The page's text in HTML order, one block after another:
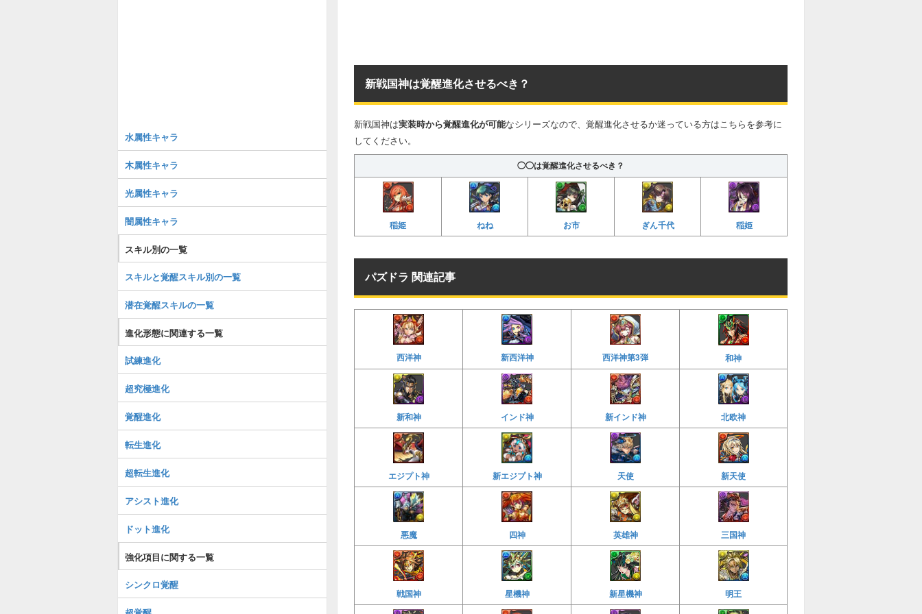
新戦国神は覚醒進化させるべき？
新戦国神は実装時から覚醒進化が可能なシリーズなので、覚醒進化させるか迷っている方はこちらを参考に
してください。
◯◯は覚醒進化させるべき？
稲姫 ねね お市 ぎん千代 稲姫
パズドラ 関連記事
西洋神 新西洋神 西洋神第3弾 和神
新和神 インド神 新インド神 北欧神
エジプト神 新エジプト神 天使 新天使
悪魔 四神 英雄神 三国神
戦国神 星機神 新星機神 明王
水属性キャラ
木属性キャラ
光属性キャラ
闇属性キャラ
スキル別の一覧
スキルと覚醒スキル別の一覧
潜在覚醒スキルの一覧
進化形態に関連する一覧
試練進化
超究極進化
覚醒進化
転生進化
超転生進化
アシスト進化
ドット進化
強化項目に関する一覧
シンクロ覚醒